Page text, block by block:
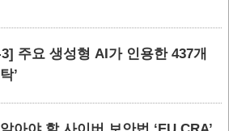
주요 생성형 AI가 인용한 437개
’